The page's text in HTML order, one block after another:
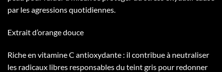
par les agressions quotidiennes.
Extrait d’orange douce
Riche en vitamine C antioxydante : il contribue à neutraliser
les radicaux libres responsables du teint gris pour redonner